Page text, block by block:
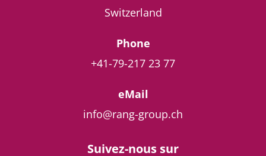
Switzerland
Phone
+41-79-217 23 77
eMail
info@rang-group.ch
Suivez-nous sur